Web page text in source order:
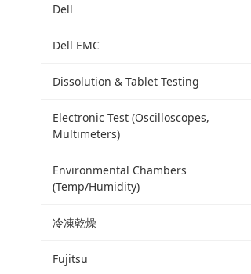
Dell
Dell EMC
Dissolution & Tablet Testing
Electronic Test (Oscilloscopes,
Multimeters)
Environmental Chambers
(Temp/Humidity)
冷凍乾燥
Fujitsu